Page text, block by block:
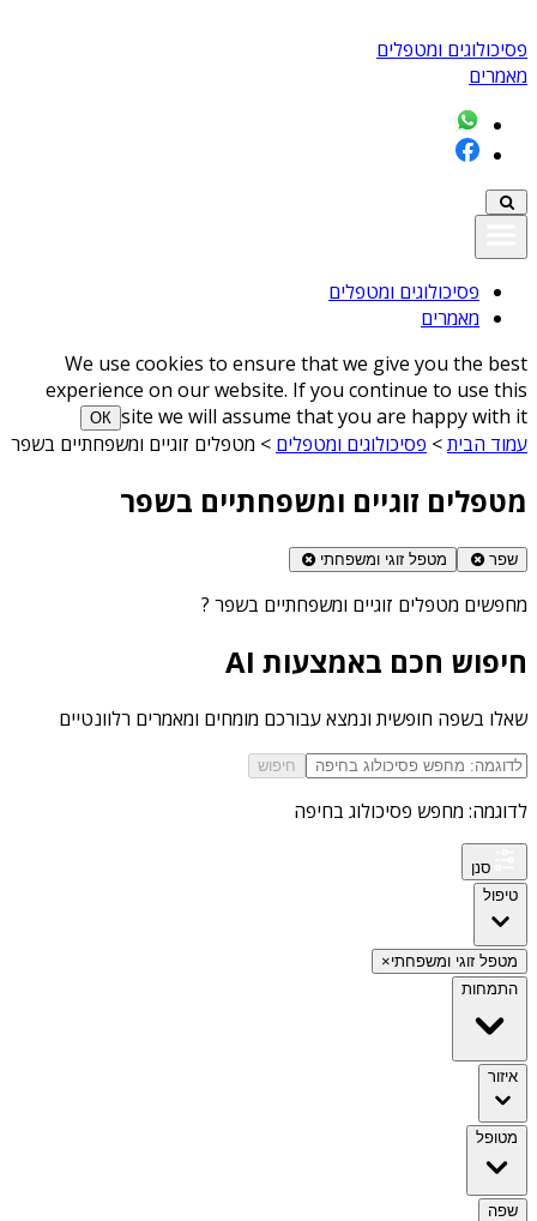
פסיכולוגים ומטפלים
מאמרים
פסיכולוגים ומטפלים
מאמרים
We use cookies to ensure that we give you the best
experience on our website. If you continue to use this
site we will assume that you are happy with it
ОК
עמוד הבית> פסיכולוגים ומטפלים > מטפלים זוגיים ומשפחתיים בשפר
מטפלים זוגיים ומשפחתיים בשפר
שפר מטפל זוגי ומשפחתי
מחפשים מטפלים זוגיים ומשפחתיים בשפר ?
חיפוש חכם באמצעות AI
שאלו בשפה חופשית ונמצא עבורכם מומחים ומאמרים רלוונטיים
חיפוש
לדוגמה: מחפש פסיכולוג בחיפה
סנן
טיפול
מטפל זוגי ומשפחתי×
התמחות
איזור
מטופל
שפה